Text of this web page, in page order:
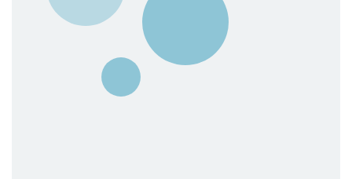
04. Nyheter
Pressmeddelanden